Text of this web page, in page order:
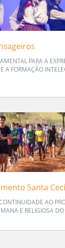
PARA A
A FORMAÇÃO
Santa
AO
E RELIGIOSA